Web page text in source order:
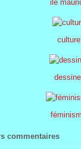
ile
culture
commentaires